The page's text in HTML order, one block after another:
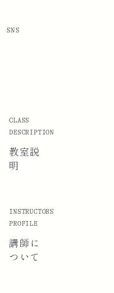
SNS
CLASS
DESCRIPTION
教室説
明
INSTRUCTORS
PROFILE
講師に
ついて